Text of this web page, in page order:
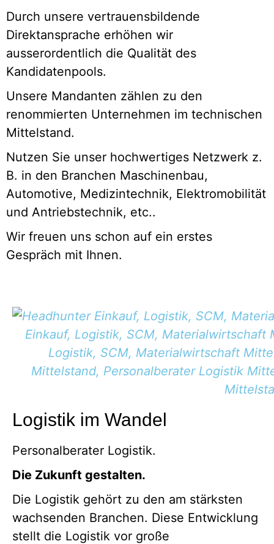
Durch unsere vertrauensbildende
Direktansprache erhöhen wir
ausserordentlich die Qualität des
Kandidatenpools.
Unsere Mandanten zählen zu den
renommierten Unternehmen im technischen
Mittelstand.
Nutzen Sie unser hochwertiges Netzwerk z.
B. in den Branchen Maschinenbau,
Automotive, Medizintechnik, Elektromobilität
und Antriebstechnik, etc..
Wir freuen uns schon auf ein erstes
Gespräch mit Ihnen.
Logistik im Wandel
Personalberater Logistik.
Die Zukunft gestalten.
Die Logistik gehört zu den am stärksten
wachsenden Branchen. Diese Entwicklung
stellt die Logistik vor große